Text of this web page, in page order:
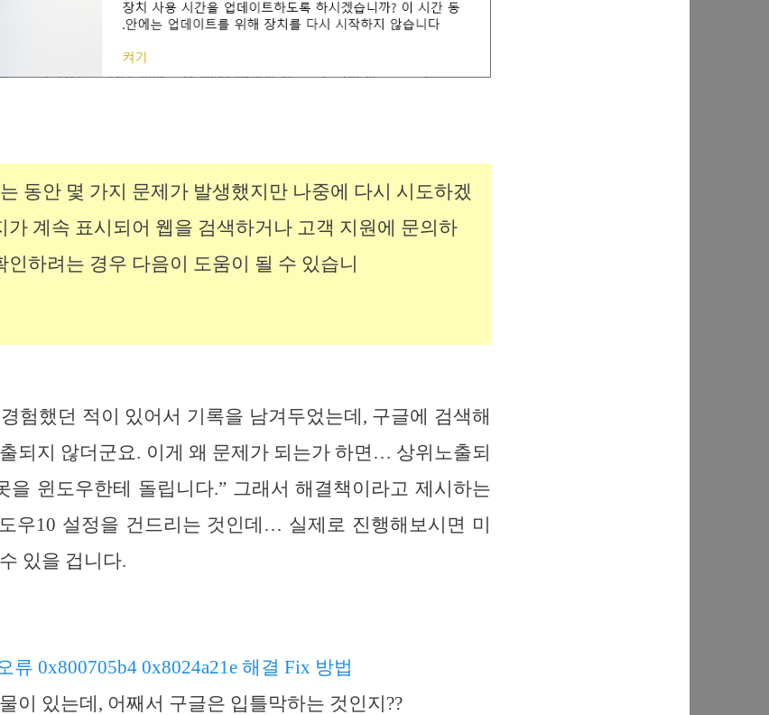
동안 몇 가지 문제가 발생했지만 나중에 다시 시도하겠
가 계속 표시되어 웹을 검색하거나 고객 지원에 문의하
인하려는 경우 다음이 도움이 될 수 있습니
험했던 적이 있어서 기록을 남겨두었는데, 구글에 검색해
되지 않더군요. 이게 왜 문제가 되는가 하면… 상위노출되
을 윈도우한테 돌립니다.” 그래서 해결책이라고 제시하는
우10 설정을 건드리는 것인데… 실제로 진행해보시면 미
있을 겁니다.
류 0x800705b4 0x8024a21e 해결 Fix 방법
이 있는데, 어째서 구글은 입틀막하는 것인지??